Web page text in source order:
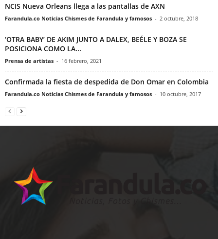
NCIS Nueva Orleans llega a las pantallas de AXN
Farandula.co Noticias Chismes de Farandula y famosos - 2 octubre, 2018
‘OTRA BABY’ DE AKIM JUNTO A DALEX, BEÉLE Y BOZA SE
POSICIONA COMO LA...
Prensa de artistas - 16 febrero, 2021
Confirmada la fiesta de despedida de Don Omar en Colombia
Farandula.co Noticias Chismes de Farandula y famosos - 10 octubre, 2017